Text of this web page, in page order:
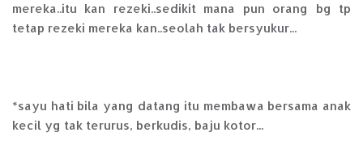
mereka..itu kan rezeki..sedikit mana pun orang bg tp
tetap rezeki mereka kan..seolah tak bersyukur...
*sayu hati bila yang datang itu membawa bersama anak
kecil yg tak terurus, berkudis, baju kotor...